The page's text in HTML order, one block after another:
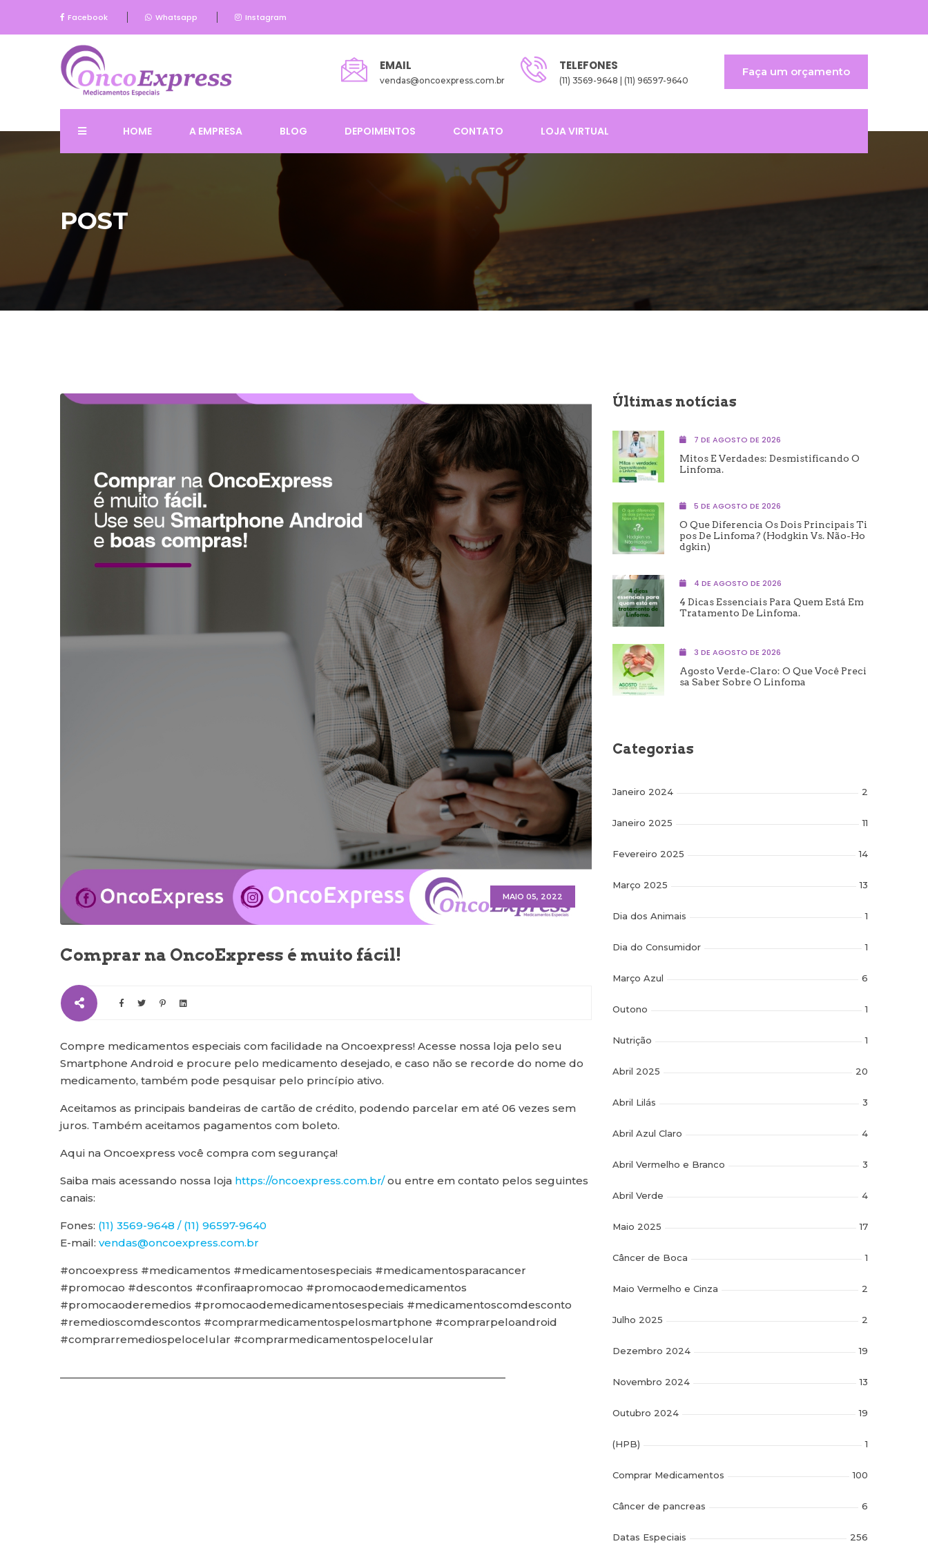
Facebook Whatsapp Instagram
EMAIL
vendas@oncoexpress.com.br
TELEFONES
(11) 3569-9648 | (11) 96597-9640
Faça um orçamento
HOME A EMPRESA BLOG DEPOIMENTOS CONTATO LOJA VIRTUAL
POST
MAIO 05, 2022
Comprar na OncoExpress é muito fácil!
Compre medicamentos especiais com facilidade na Oncoexpress! Acesse nossa loja pelo seu
Smartphone Android e procure pelo medicamento desejado, e caso não se recorde do nome do
medicamento, também pode pesquisar pelo princípio ativo.
Aceitamos as principais bandeiras de cartão de crédito, podendo parcelar em até 06 vezes sem
juros. Também aceitamos pagamentos com boleto.
Aqui na Oncoexpress você compra com segurança!
Saiba mais acessando nossa loja https://oncoexpress.com.br/ou entre em contato pelos seguintes
canais:
Fones: (11) 3569-9648 / (11) 96597-9640
E-mail: vendas@oncoexpress.com.br
#oncoexpress #medicamentos #medicamentosespeciais #medicamentosparacancer
#promocao #descontos #confiraapromocao #promocaodemedicamentos
#promocaoderemedios #promocaodemedicamentosespeciais #medicamentoscomdesconto
#remedioscomdescontos #comprarmedicamentospelosmartphone #comprarpeloandroid
#comprarremediospelocelular #comprarmedicamentospelocelular
———————————————————————————————————————————
Últimas notícias
7 DE AGOSTO DE 2026
Mitos E Verdades: Desmistificando O
Linfoma.
5 DE AGOSTO DE 2026
O Que Diferencia Os Dois Principais Ti
Pos De Linfoma? (Hodgkin Vs. Não-Ho
Dgkin)
4 DE AGOSTO DE 2026
4 Dicas Essenciais Para Quem Está Em
Tratamento De Linfoma.
3 DE AGOSTO DE 2026
Agosto Verde-Claro: O Que Você Preci
Sa Saber Sobre O Linfoma
Categorias
Janeiro 2024 2
Janeiro 2025 11
Fevereiro 2025 14
Março 2025 13
Dia dos Animais 1
Dia do Consumidor 1
Março Azul 6
Outono 1
Nutrição 1
Abril 2025 20
Abril Lilás 3
Abril Azul Claro 4
Abril Vermelho e Branco 3
Abril Verde 4
Maio 2025 17
Câncer de Boca 1
Maio Vermelho e Cinza 2
Julho 2025 2
Dezembro 2024 19
Novembro 2024 13
Outubro 2024 19
(HPB) 1
Comprar Medicamentos 100
Câncer de pancreas 6
Datas Especiais 256